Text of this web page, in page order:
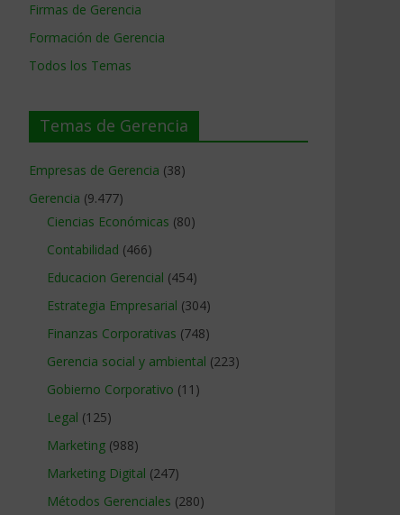
Firmas de Gerencia
Formación de Gerencia
Todos los Temas
Temas de Gerencia
Empresas de Gerencia (38)
Gerencia (9.477)
Ciencias Económicas (80)
Contabilidad (466)
Educacion Gerencial (454)
Estrategia Empresarial (304)
Finanzas Corporativas (748)
Gerencia social y ambiental (223)
Gobierno Corporativo (11)
Legal (125)
Marketing (988)
Marketing Digital (247)
Métodos Gerenciales (280)